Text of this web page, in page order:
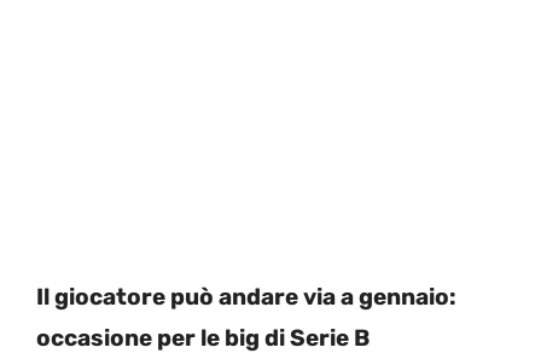
Il giocatore può andare via a gennaio:
occasione per le big di Serie B